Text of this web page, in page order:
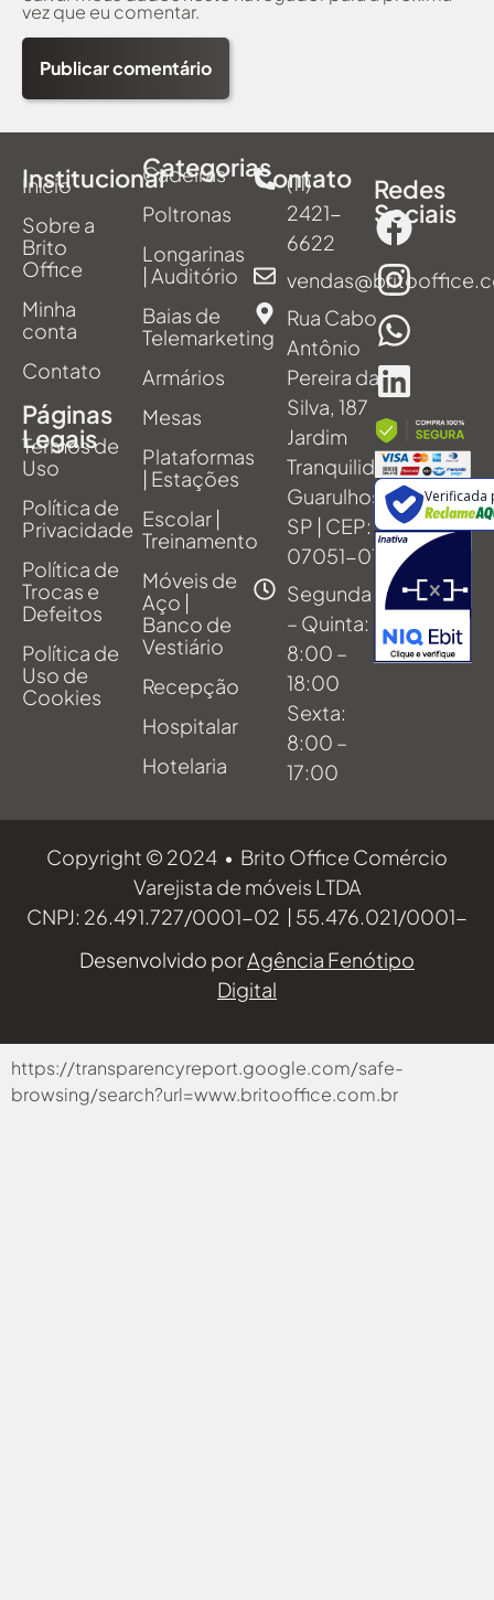
vez que eu comentar.
Institucional
Início
Sobre a
Brito
Office
Minha
conta
Contato
Páginas
Legais
Termos de
Uso
Política de
Privacidade
Política de
Trocas e
Defeitos
Política de
Uso de
Cookies
Categorias
Cadeiras
Poltronas
Longarinas
| Auditório
Baias de
Telemarketing
Armários
Mesas
Plataformas
| Estações
Escolar |
Treinamento
Móveis de
Aço |
Banco de
Vestiário
Recepção
Hospitalar
Hotelaria
Contato
(11)
2421-
6622
Rua Cabo
Antônio
Pereira da
Silva, 187
Jardim
Tranquilidade,
Guarulhos -
SP | CEP:
07051-011
Segunda
– Quinta:
8:00 –
18:00
Sexta:
8:00 –
17:00
Redes
Sociais
Verificada
Copyright © 2024 • Brito Office Comércio
Varejista de móveis LTDA
CNPJ: 26.491.727/0001-02 | 55.476.021/0001-
70 | 55.807.355/0001-89
Desenvolvido porAgência Fenótipo
Digital
https://transparencyreport.google.com/safe-
browsing/search?url=www.britooffice.com.br